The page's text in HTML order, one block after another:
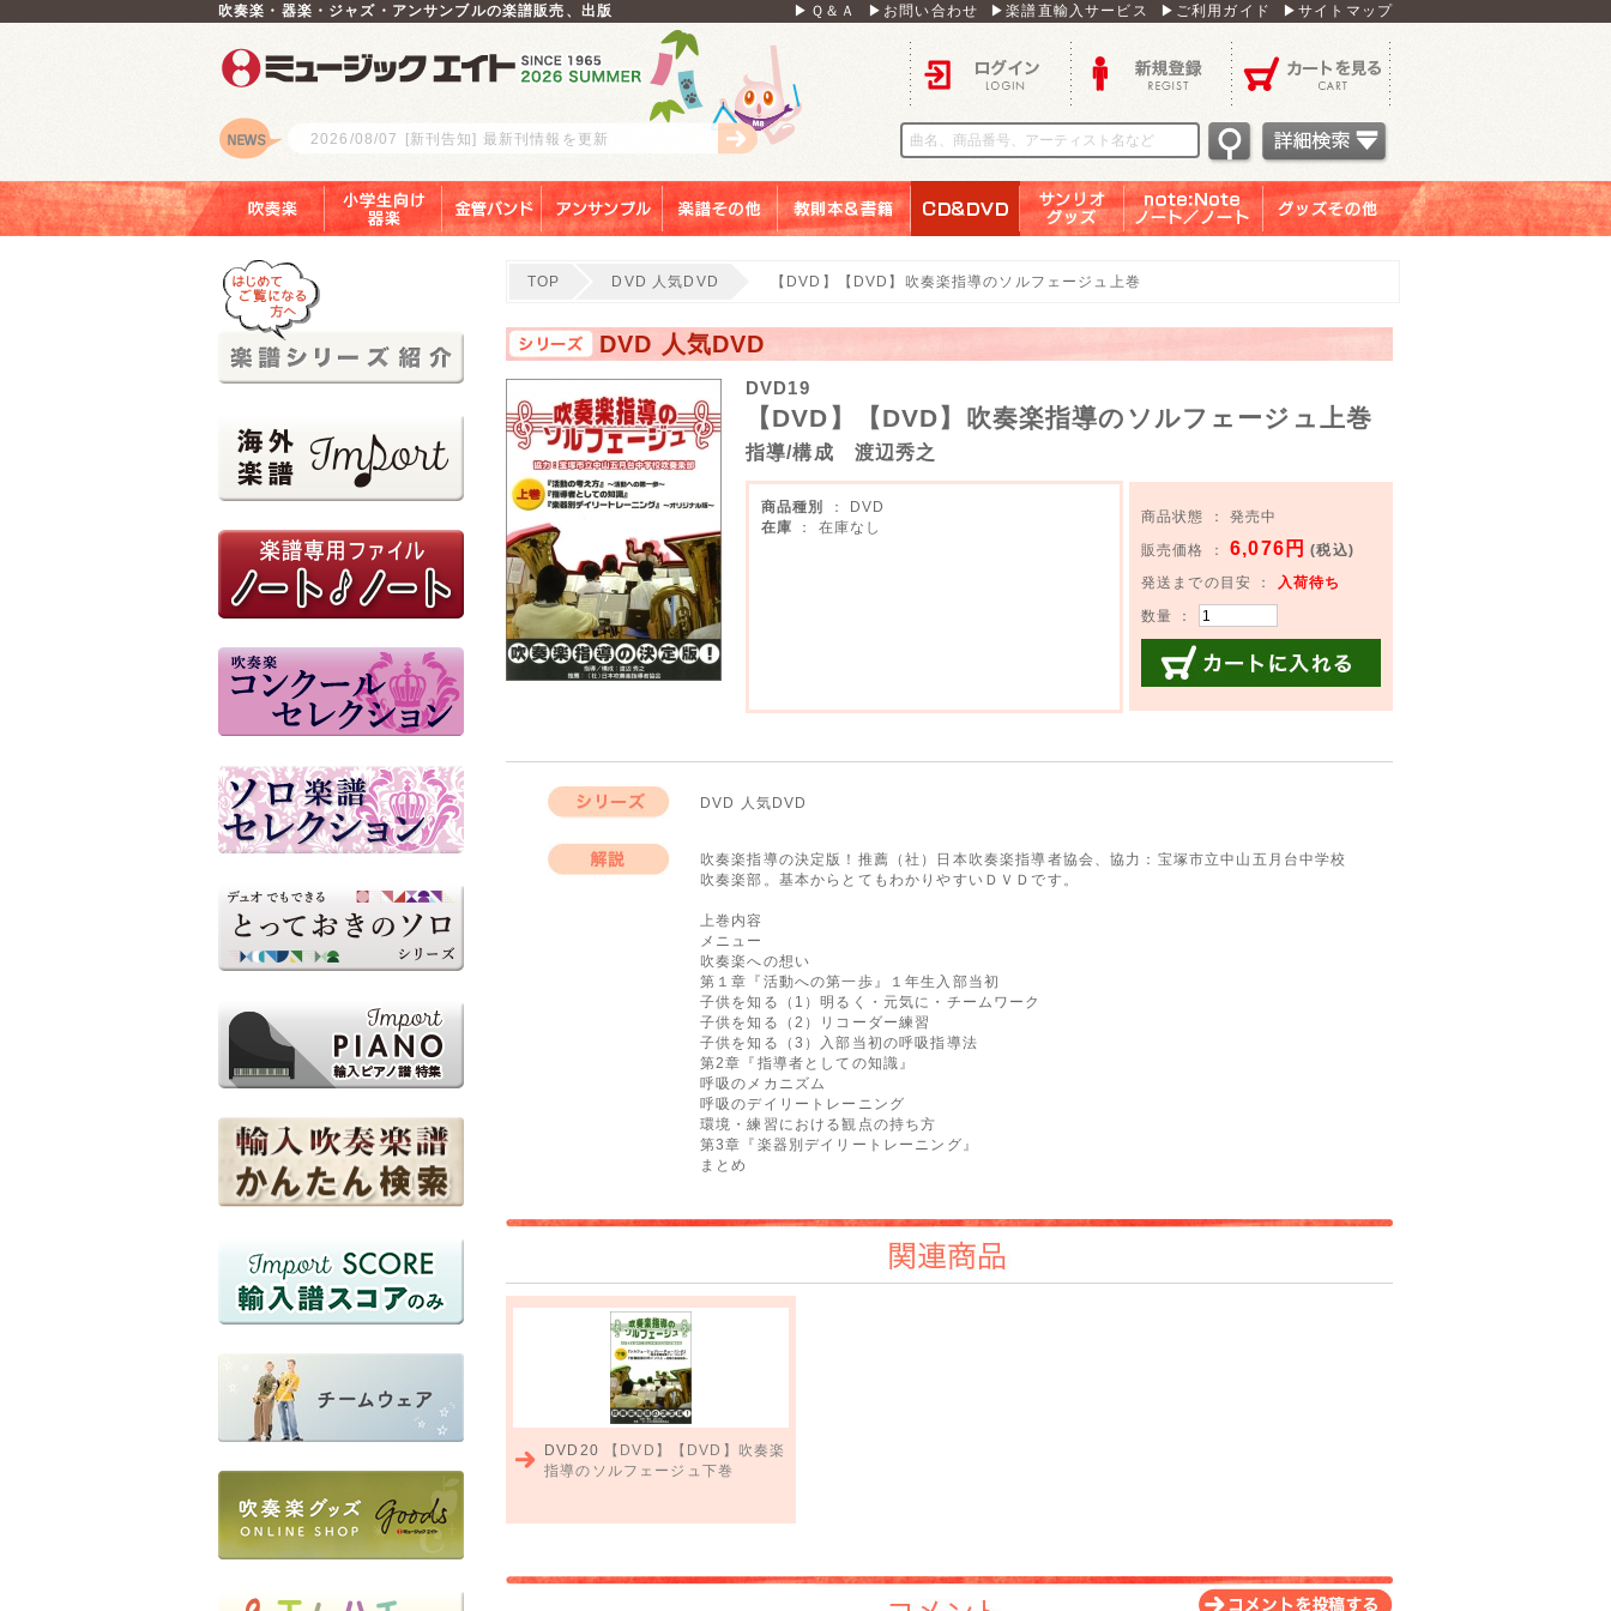
吹奏楽・器楽・ジャズ・アンサンブルの楽譜販売、出版 ▶Ｑ＆Ａ ▶お問い合わせ ▶楽譜直輸入サービス ▶ご利用ガイド ▶サイトマップ
ロゴ
2026/08/07 [新刊告知] 最新刊情報を更新
TOP DVD 人気DVD 【DVD】【DVD】吹奏楽指導のソルフェージュ上巻
DVD 人気DVD
DVD19
【DVD】【DVD】吹奏楽指導のソルフェージュ上巻
指導/構成 渡辺秀之
商品種別
： DVD
在庫
： 在庫なし
商品状態 ： 発売中
販売価格 ：6,076円 (税込)
発送までの目安 ： 入荷待ち
数量 ：
DVD 人気DVD
吹奏楽指導の決定版！推薦（社）日本吹奏楽指導者協会、協力：宝塚市立中山五月台中学校
吹奏楽部。基本からとてもわかりやすいＤＶＤです。
上巻内容
メニュー
吹奏楽への想い
第１章『活動への第一歩』１年生入部当初
子供を知る（1）明るく・元気に・チームワーク
子供を知る（2）リコーダー練習
子供を知る（3）入部当初の呼吸指導法
第2章『指導者としての知識』
呼吸のメカニズム
呼吸のデイリートレーニング
環境・練習における観点の持ち方
第3章『楽器別デイリートレーニング』
まとめ
関連商品
DVD20
【DVD】【DVD】吹奏楽
指導のソルフェージュ下巻